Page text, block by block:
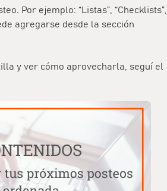
Por ejemplo: “Listas”, “Checklists”,
agregarse desde la sección
y ver cómo aprovecharla, seguí el